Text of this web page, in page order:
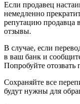
Если продавец
немедленно
репутацию продавца
отзывы.
В случае, если
в ваш банк и
Попробуйте отозвать
Сохраняйте все
будут нужны для